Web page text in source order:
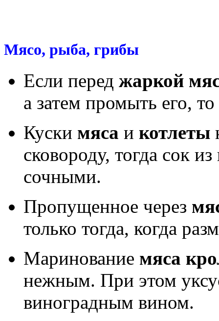
Мясо, рыба, грибы
Если перед жаркой
а затем промыть его,
Куски мяса и котлеты
сковороду, тогда сок
сочными.
Пропущенное через
только тогда, когда
Маринование мяса
нежным. При этом
виноградным вином.